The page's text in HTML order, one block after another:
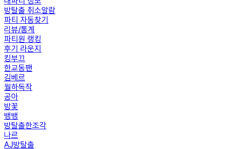
방탈출 취소알람
파티 자동찾기
리뷰/통계
파티원 랭킹
후기 라운지
킹부끄
한교동팬
김베르
월하독작
공아
방꽃
뱅뱅
방탈출한조각
나르
AJ방탈출